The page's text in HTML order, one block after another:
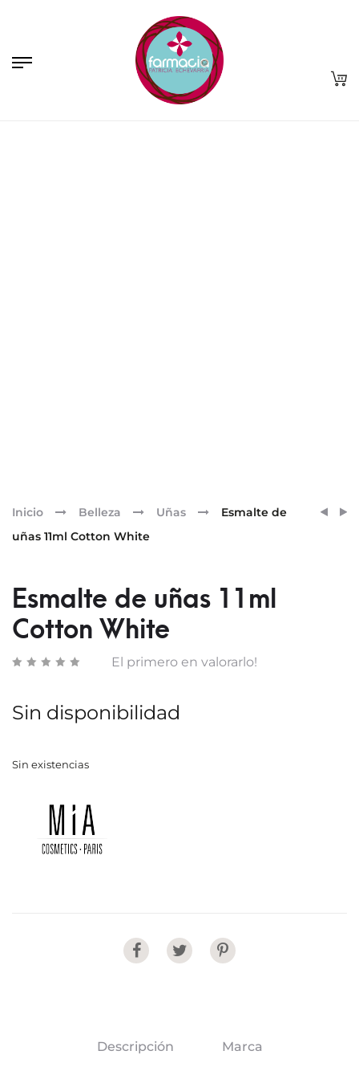
Inicio Belleza Uñas
Esmalte de
uñas 11ml Cotton White
Esmalte de uñas 11ml
Cotton White
El primero en valorarlo!
Sin disponibilidad
Sin existencias
Share
Descripción Marca